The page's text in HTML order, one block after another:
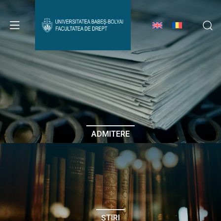
Avizier Studenți
Studii
Admitere
Erasmus & Internațional
Despre Facultate
ADMITERE
ȘTIRI